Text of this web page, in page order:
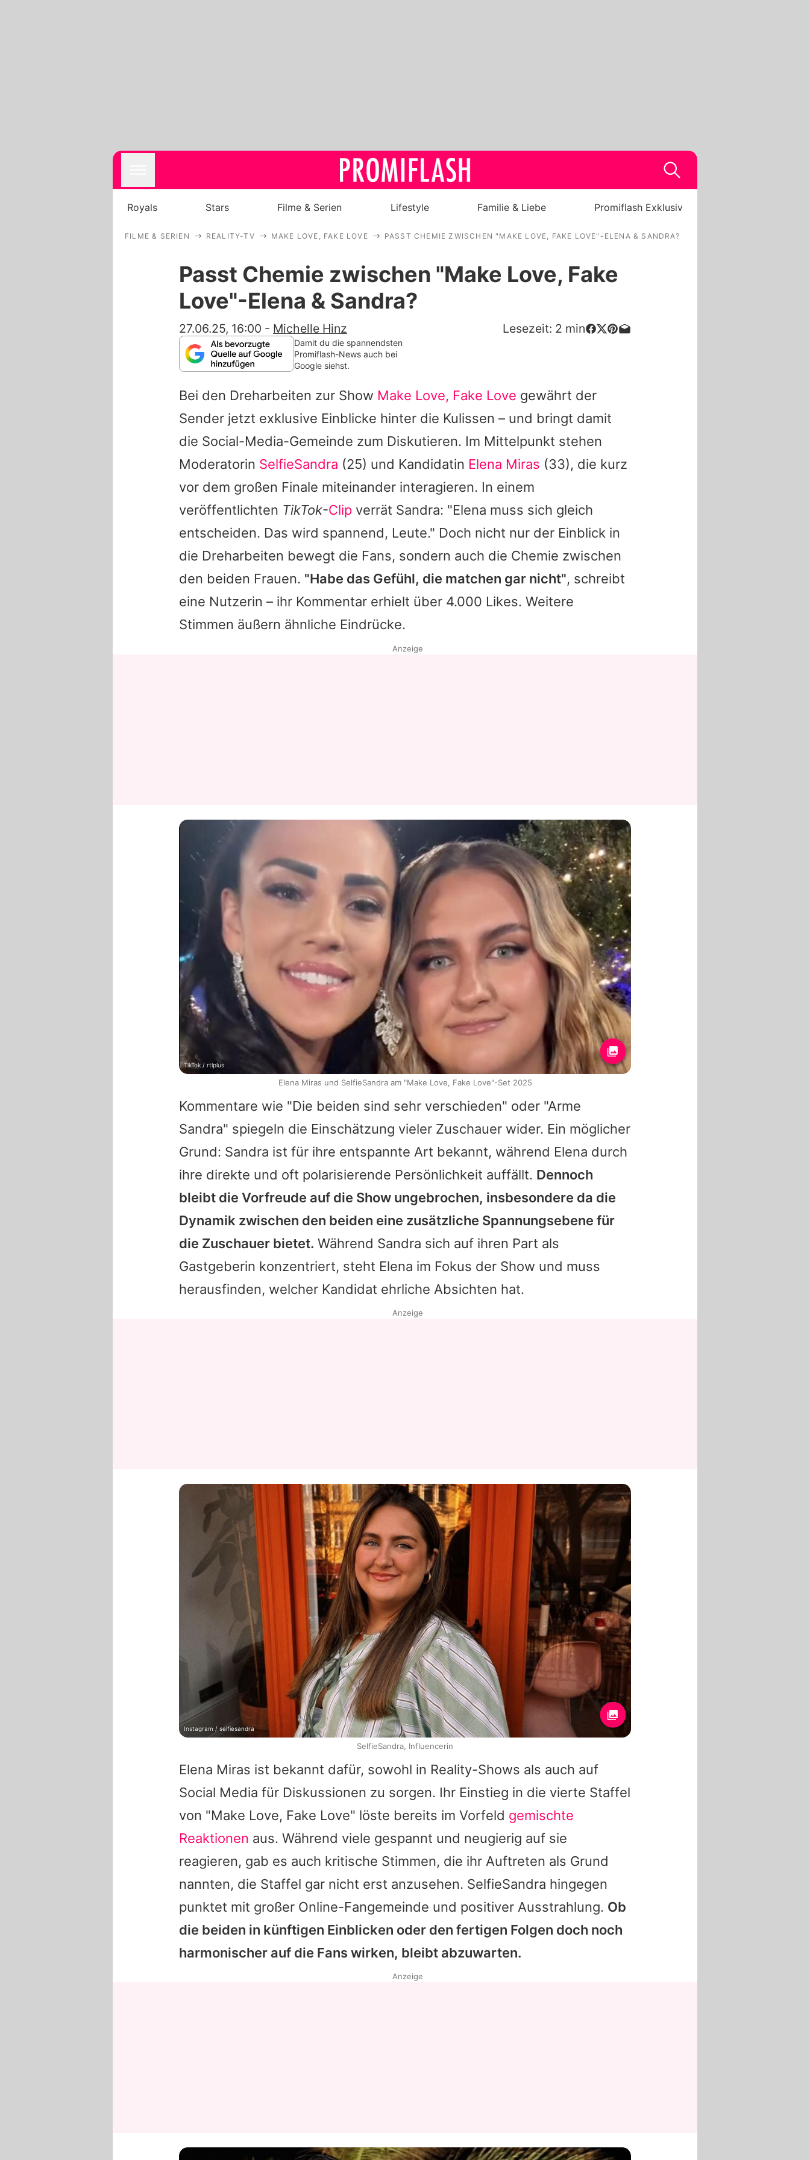
Royals
Stars
Filme & Serien
Familie & Liebe
Alle Themen auf Promiflash
App runterladen
Team
Redaktionelle Richtlinien
Impressum
Datenschutzerklärung
Nutzungsbedingungen
Royals Stars Filme & Serien Lifestyle Familie & Liebe Promiflash Exklusiv
FILME & SERIEN REALITY-TV MAKE LOVE, FAKE LOVE PASST CHEMIE ZWISCHEN "MAKE LOVE, FAKE LOVE"-ELENA & SANDRA?
Passt Chemie zwischen "Make Love, Fake
Love"-Elena & Sandra?
27.06.25, 16:00 - Michelle Hinz Lesezeit: 2 min
Damit du die spannendsten
Promiflash-News auch bei
Google siehst.
Bei den Dreharbeiten zur Show Make Love, Fake Love gewährt der
Sender jetzt exklusive Einblicke hinter die Kulissen – und bringt damit
die Social-Media-Gemeinde zum Diskutieren. Im Mittelpunkt stehen
Moderatorin SelfieSandra (25) und Kandidatin Elena Miras (33), die kurz
vor dem großen Finale miteinander interagieren. In einem
veröffentlichten TikTok-Clip verrät Sandra: "Elena muss sich gleich
entscheiden. Das wird spannend, Leute." Doch nicht nur der Einblick in
die Dreharbeiten bewegt die Fans, sondern auch die Chemie zwischen
den beiden Frauen. "Habe das Gefühl, die matchen gar nicht", schreibt
eine Nutzerin – ihr Kommentar erhielt über 4.000 Likes. Weitere
Stimmen äußern ähnliche Eindrücke.
Kommentare wie "Die beiden sind sehr verschieden" oder "Arme
Sandra" spiegeln die Einschätzung vieler Zuschauer wider. Ein möglicher
Grund: Sandra ist für ihre entspannte Art bekannt, während Elena durch
ihre direkte und oft polarisierende Persönlichkeit auffällt. Dennoch
bleibt die Vorfreude auf die Show ungebrochen, insbesondere da die
Dynamik zwischen den beiden eine zusätzliche Spannungsebene für
die Zuschauer bietet. Während Sandra sich auf ihren Part als
Gastgeberin konzentriert, steht Elena im Fokus der Show und muss
herausfinden, welcher Kandidat ehrliche Absichten hat.
Elena Miras ist bekannt dafür, sowohl in Reality-Shows als auch auf
Social Media für Diskussionen zu sorgen. Ihr Einstieg in die vierte Staffel
von "Make Love, Fake Love" löste bereits im Vorfeld gemischte
Reaktionen aus. Während viele gespannt und neugierig auf sie
reagieren, gab es auch kritische Stimmen, die ihr Auftreten als Grund
nannten, die Staffel gar nicht erst anzusehen. SelfieSandra hingegen
punktet mit großer Online-Fangemeinde und positiver Ausstrahlung. Ob
die beiden in künftigen Einblicken oder den fertigen Folgen doch noch
harmonischer auf die Fans wirken, bleibt abzuwarten.
Anzeige
TikTok / rtlplus
Elena Miras und SelfieSandra am "Make Love, Fake Love"-Set 2025
Anzeige
Instagram / selfiesandra
SelfieSandra, Influencerin
Anzeige